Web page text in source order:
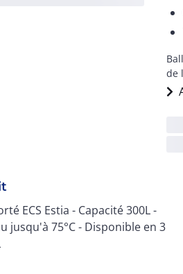
de
ECS Estia - Capacité 300L -
jusqu'à 75°C - Disponible en 3